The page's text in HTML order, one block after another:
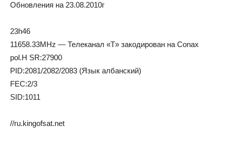
Обновления на 23.08.2010г
23h46
11658.33MHz — Телеканал «T» закодирован на Conax
pol.H SR:27900
PID:2081/2082/2083 (Язык албанский)
FEC:2/3
SID:1011
//ru.kingofsat.net